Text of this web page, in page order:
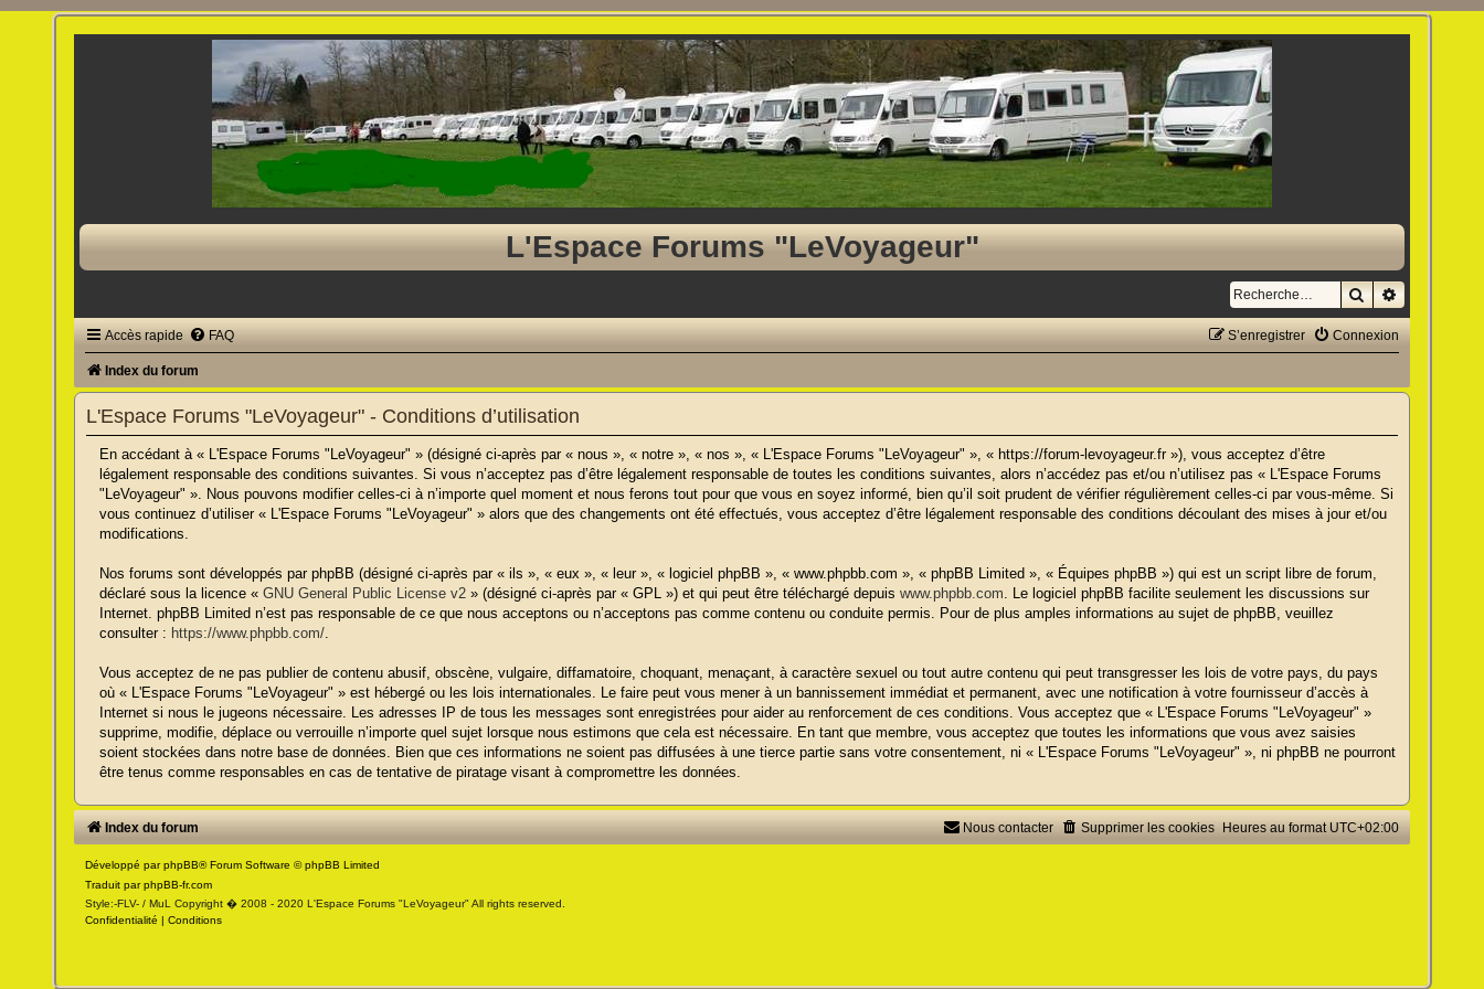
L'Espace Forums "LeVoyageur"
RechercherRecherche
Accès rapide FAQ Connexion
S’enregistrer
Index du forum
L'Espace Forums "LeVoyageur" - Conditions d’utilisation
En accédant à « L'Espace Forums "LeVoyageur" » (désigné ci-après par « nous », « notre », « nos », « L'Espace Forums "LeVoyageur" », « https://forum-levoyageur.fr »), vous acceptez d’être
légalement responsable des conditions suivantes. Si vous n’acceptez pas d’être légalement responsable de toutes les conditions suivantes, alors n’accédez pas et/ou n’utilisez pas « L'Espace Forums
"LeVoyageur" ». Nous pouvons modifier celles-ci à n’importe quel moment et nous ferons tout pour que vous en soyez informé, bien qu’il soit prudent de vérifier régulièrement celles-ci par vous-même. Si
vous continuez d’utiliser « L'Espace Forums "LeVoyageur" » alors que des changements ont été effectués, vous acceptez d’être légalement responsable des conditions découlant des mises à jour et/ou
modifications.
Nos forums sont développés par phpBB (désigné ci-après par « ils », « eux », « leur », « logiciel phpBB », « www.phpbb.com », « phpBB Limited », « Équipes phpBB ») qui est un script libre de forum,
déclaré sous la licence «GNU General Public License v2 » (désigné ci-après par « GPL ») et qui peut être téléchargé depuiswww.phpbb.com. Le logiciel phpBB facilite seulement les discussions sur
Internet. phpBB Limited n’est pas responsable de ce que nous acceptons ou n’acceptons pas comme contenu ou conduite permis. Pour de plus amples informations au sujet de phpBB, veuillez
consulter : https://www.phpbb.com/.
Vous acceptez de ne pas publier de contenu abusif, obscène, vulgaire, diffamatoire, choquant, menaçant, à caractère sexuel ou tout autre contenu qui peut transgresser les lois de votre pays, du pays
où « L'Espace Forums "LeVoyageur" » est hébergé ou les lois internationales. Le faire peut vous mener à un bannissement immédiat et permanent, avec une notification à votre fournisseur d’accès à
Internet si nous le jugeons nécessaire. Les adresses IP de tous les messages sont enregistrées pour aider au renforcement de ces conditions. Vous acceptez que « L'Espace Forums "LeVoyageur" »
supprime, modifie, déplace ou verrouille n’importe quel sujet lorsque nous estimons que cela est nécessaire. En tant que membre, vous acceptez que toutes les informations que vous avez saisies
soient stockées dans notre base de données. Bien que ces informations ne soient pas diffusées à une tierce partie sans votre consentement, ni « L'Espace Forums "LeVoyageur" », ni phpBB ne pourront
être tenus comme responsables en cas de tentative de piratage visant à compromettre les données.
Index du forum Heures au formatUTC+02:00
Supprimer les cookies
Nous contacter
Développé parphpBB® Forum Software © phpBB Limited
Traduit parphpBB-fr.com
Style:-FLV- / MuL Copyright � 2008 - 2020 L'Espace Forums "LeVoyageur" All rights reserved.
Confidentialité |Conditions